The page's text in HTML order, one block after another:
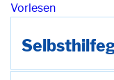
Vorlesen